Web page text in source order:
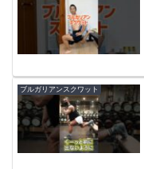
ブルガリアンスクワット